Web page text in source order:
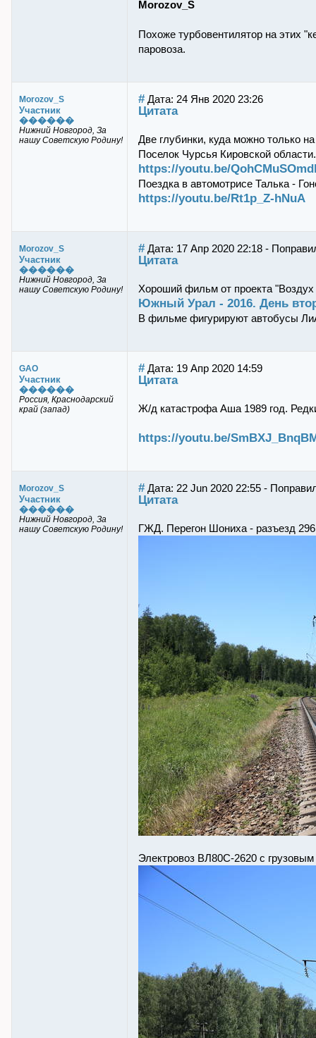
Morozov_S
Похоже турбовентилятор на этих
паровоза.
Morozov_S
Участник
������
Нижний Новгород, За
нашу Советскую Родину!
#Дата: 24 Янв 2020 23:26
Цитата
Две глубинки, куда можно только
Поселок Чурсья Кировской области.
https://youtu.be/
Поездка в автомотрисе Талька -
https://youtu.be/Rt1p_Z-hNuA
Morozov_S
Участник
������
Нижний Новгород, За
нашу Советскую Родину!
#Дата: 17 Апр 2020 22:18 -
Цитата
Хороший фильм от проекта
Южный Урал - 2016. День
В фильме фигурируют автобусы
GAO
Участник
������
Россия, Краснодарский
край (запад)
#Дата: 19 Апр 2020 14:59
Цитата
Ж/д катастрофа Аша 1989 год.
https://youtu.be/
Morozov_S
Участник
������
Нижний Новгород, За
нашу Советскую Родину!
#Дата: 22 Jun 2020 22:55 -
Цитата
ГЖД. Перегон Шониха - разъезд
Электровоз ВЛ80С-2620 с